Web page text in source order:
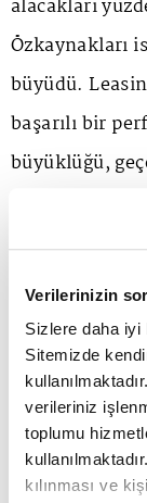
Verilerinizin
Sizlere daha
Sitemizde
verileriniz
toplumu
kılınması ve
alacakları
Özkaynakları
büyüdü.
başarılı bir
büyüklüğü,
26, sektör
özkaynakları
İşte, Yapı
ile hem
yönelik